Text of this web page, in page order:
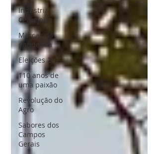
Indústria
Cervejeira
Marcas da
pandemia
Eleições 2022
110 anos de
uma paixão
Revolução do
Agro
Sabores dos
Campos
Gerais